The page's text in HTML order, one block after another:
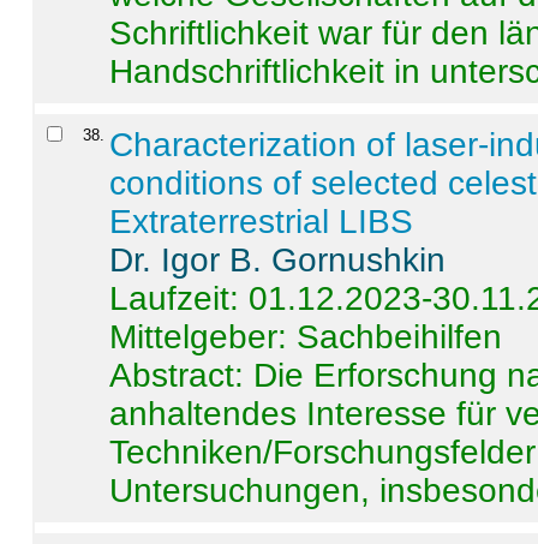
Schriftlichkeit war für den
Handschriftlichkeit in
38. Characterization of laser-
conditions of selected
Extraterrestrial LIBS
Dr. Igor B. Gornushkin
Laufzeit: 01.12.2023-
Mittelgeber: Sachbeihilfen
Abstract: Die Erforschung
anhaltendes Interesse für
Techniken/
Untersuchungen,